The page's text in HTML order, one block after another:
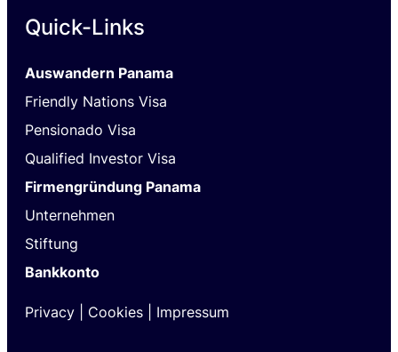
Quick-Links
Auswandern Panama
Friendly Nations Visa
Pensionado Visa
Qualified Investor Visa
Firmengründung Panama
Unternehmen
Stiftung
Bankkonto
Privacy Cookies | Impressum